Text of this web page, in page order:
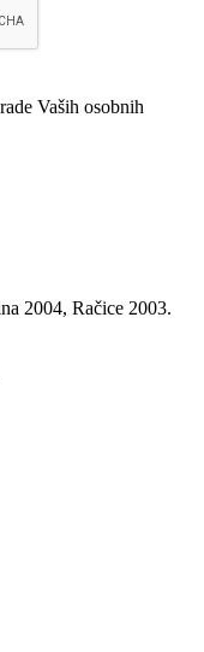
Vaših osobnih
2004, Račice 2003.